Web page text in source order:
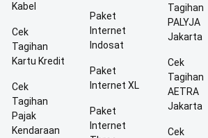
Kabel
Cek
Tagihan
Kartu Kredit
Cek
Tagihan
Pajak
Kendaraan
Paket
Internet
Indosat
Paket
Internet XL
Paket
Internet
Tagihan
PALYJA
Jakarta
Cek
Tagihan
AETRA
Jakarta
Cek